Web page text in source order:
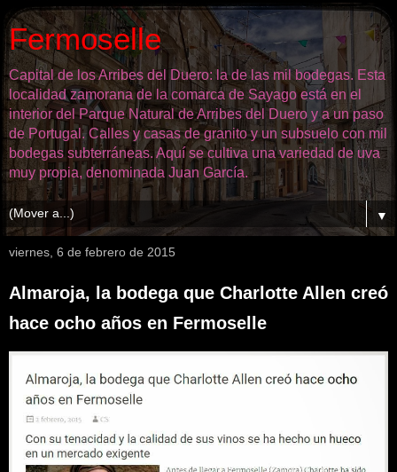
Fermoselle
Capital de los Arribes del Duero: la de las mil bodegas. Esta
localidad zamorana de la comarca de Sayago está en el
interior del Parque Natural de Arribes del Duero y a un paso
de Portugal. Calles y casas de granito y un subsuelo con mil
bodegas subterráneas. Aquí se cultiva una variedad de uva
muy propia, denominada Juan García.
▼
viernes, 6 de febrero de 2015
Almaroja, la bodega que Charlotte Allen creó
hace ocho años en Fermoselle